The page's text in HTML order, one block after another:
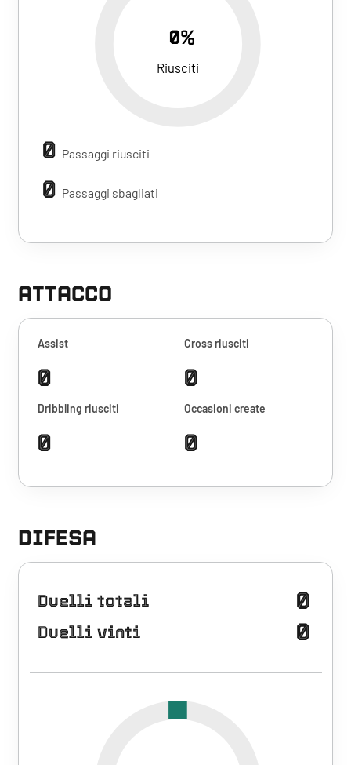
0%
Riusciti
0 Passaggi riusciti
0 Passaggi sbagliati
ATTACCO
Assist
0
Cross riusciti
0
Dribbling riusciti
0
Occasioni create
0
DIFESA
Duelli totali 0
Duelli vinti 0